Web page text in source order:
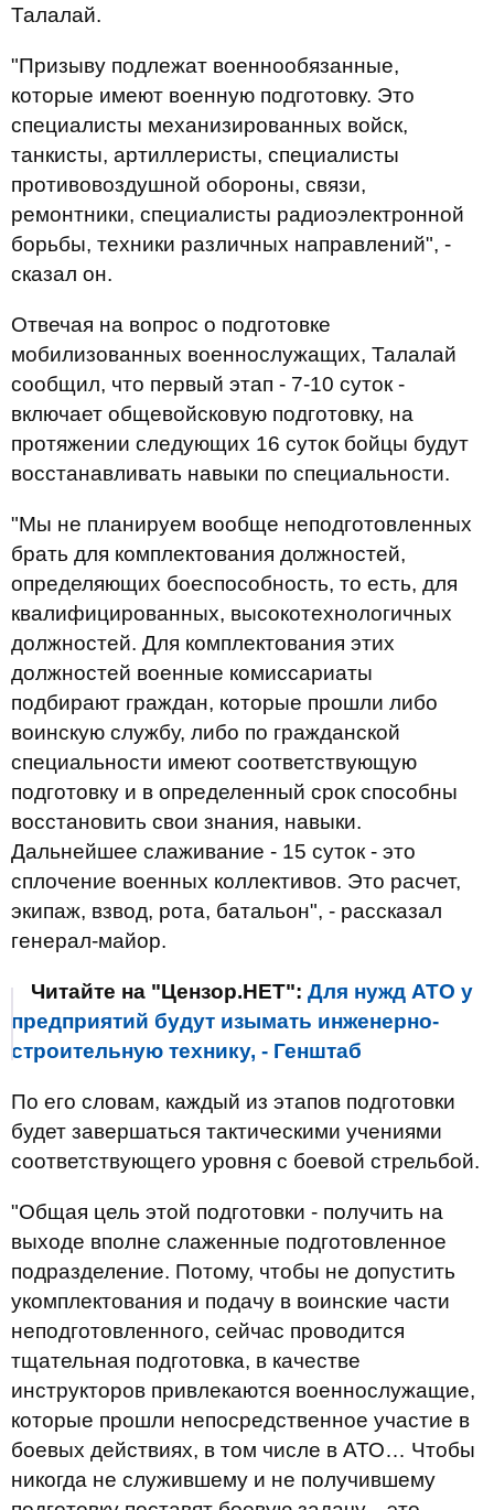
Талалай.
"Призыву подлежат военнообязанные,
которые имеют военную подготовку. Это
специалисты механизированных войск,
танкисты, артиллеристы, специалисты
противовоздушной обороны, связи,
ремонтники, специалисты радиоэлектронной
борьбы, техники различных направлений", -
сказал он.
Отвечая на вопрос о подготовке
мобилизованных военнослужащих, Талалай
сообщил, что первый этап - 7-10 суток -
включает общевойсковую подготовку, на
протяжении следующих 16 суток бойцы будут
восстанавливать навыки по специальности.
"Мы не планируем вообще неподготовленных
брать для комплектования должностей,
определяющих боеспособность, то есть, для
квалифицированных, высокотехнологичных
должностей. Для комплектования этих
должностей военные комиссариаты
подбирают граждан, которые прошли либо
воинскую службу, либо по гражданской
специальности имеют соответствующую
подготовку и в определенный срок способны
восстановить свои знания, навыки.
Дальнейшее слаживание - 15 суток - это
сплочение военных коллективов. Это расчет,
экипаж, взвод, рота, батальон", - рассказал
генерал-майор.
Читайте на "Цензор.НЕТ": Для нужд АТО у
предприятий будут изымать инженерно-
строительную технику, - Генштаб
По его словам, каждый из этапов подготовки
будет завершаться тактическими учениями
соответствующего уровня с боевой стрельбой.
"Общая цель этой подготовки - получить на
выходе вполне слаженные подготовленное
подразделение. Потому, чтобы не допустить
укомплектования и подачу в воинские части
неподготовленного, сейчас проводится
тщательная подготовка, в качестве
инструкторов привлекаются военнослужащие,
которые прошли непосредственное участие в
боевых действиях, в том числе в АТО… Чтобы
никогда не служившему и не получившему